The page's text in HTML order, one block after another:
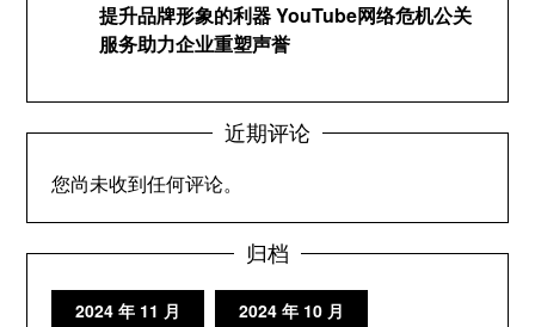
提升品牌形象的利器 YouTube网络危机公关
服务助力企业重塑声誉
近期评论
您尚未收到任何评论。
归档
2024 年 11 月 2024 年 10 月